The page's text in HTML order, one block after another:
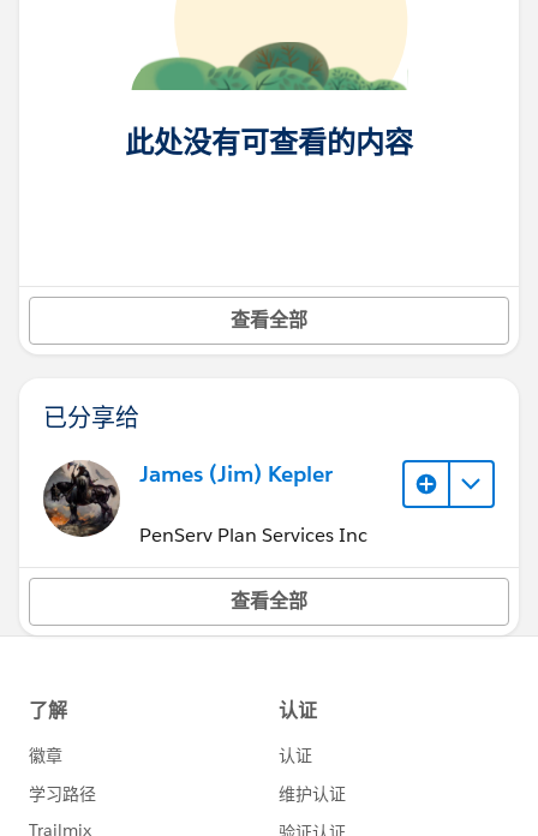
此处没有可查看的内容
查看全部
已分享给
James (Jim) Kepler
PenServ Plan Services Inc
查看全部